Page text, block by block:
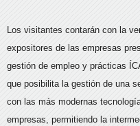
Los visitantes contarán con la
expositores de las empresas
gestión de empleo y prácticas
que posibilita la gestión de una
con las más modernas
empresas, permitiendo la